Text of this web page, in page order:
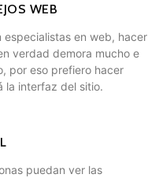
WEB
especialistas en web, hacer
verdad demora mucho e
por eso prefiero hacer
la interfaz del sitio.
puedan ver las